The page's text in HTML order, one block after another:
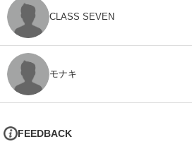
CLASS SEVEN
モナキ
FEEDBACK